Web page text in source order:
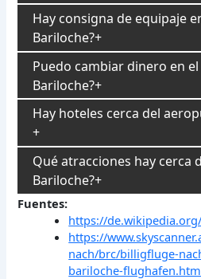
Hay consigna de equipaje
Bariloche?
Puedo cambiar dinero en
Bariloche?
Hay hoteles cerca del
Qué atracciones hay cerca
Bariloche?
Fuentes:
https://
https://
nach/brc/billigfluge-
bariloche-